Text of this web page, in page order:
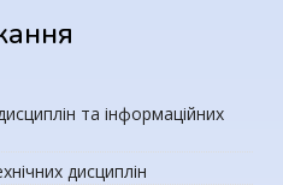
та інформаційних
дисциплін